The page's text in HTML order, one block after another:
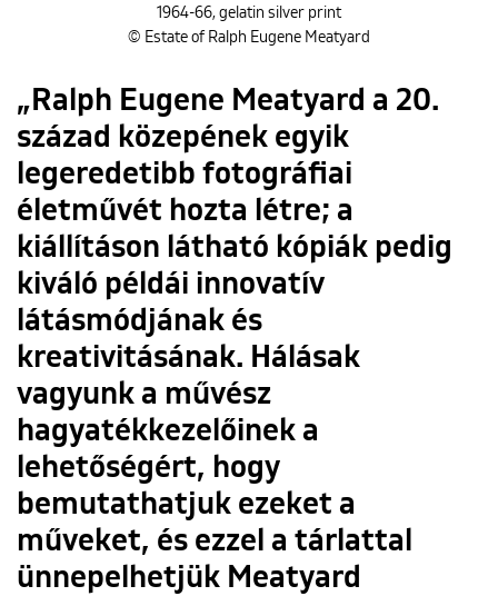
1964-66, gelatin silver print
© Estate of Ralph Eugene Meatyard
„Ralph Eugene Meatyard a 20.
század közepének egyik
legeredetibb fotográfiai
életművét hozta létre; a
kiállításon látható kópiák pedig
kiváló példái innovatív
látásmódjának és
kreativitásának. Hálásak
vagyunk a művész
hagyatékkezelőinek a
lehetőségért, hogy
bemutathatjuk ezeket a
műveket, és ezzel a tárlattal
ünnepelhetjük Meatyard